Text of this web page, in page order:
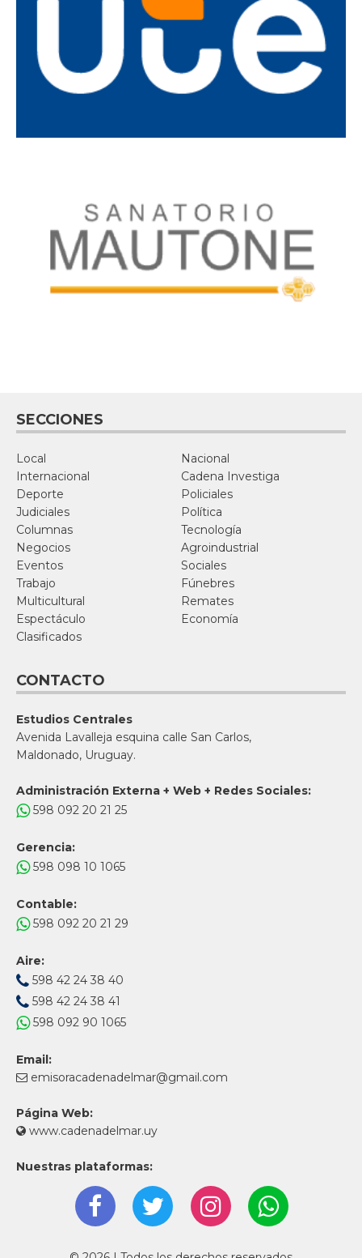
SECCIONES
Local
Nacional
Internacional
Cadena Investiga
Deporte
Policiales
Judiciales
Política
Columnas
Tecnología
Negocios
Agroindustrial
Eventos
Sociales
Trabajo
Fúnebres
Multicultural
Remates
Espectáculo
Economía
Clasificados
CONTACTO
Estudios Centrales
Avenida Lavalleja esquina calle San Carlos,
Maldonado, Uruguay.
Administración Externa + Web + Redes Sociales:
598 092 20 21 25
Gerencia:
598 098 10 1065
Contable:
598 092 20 21 29
Aire:
598 42 24 38 40
598 42 24 38 41
598 092 90 1065
Email:
emisoracadenadelmar@gmail.com
Página Web:
www.cadenadelmar.uy
Nuestras plataformas: